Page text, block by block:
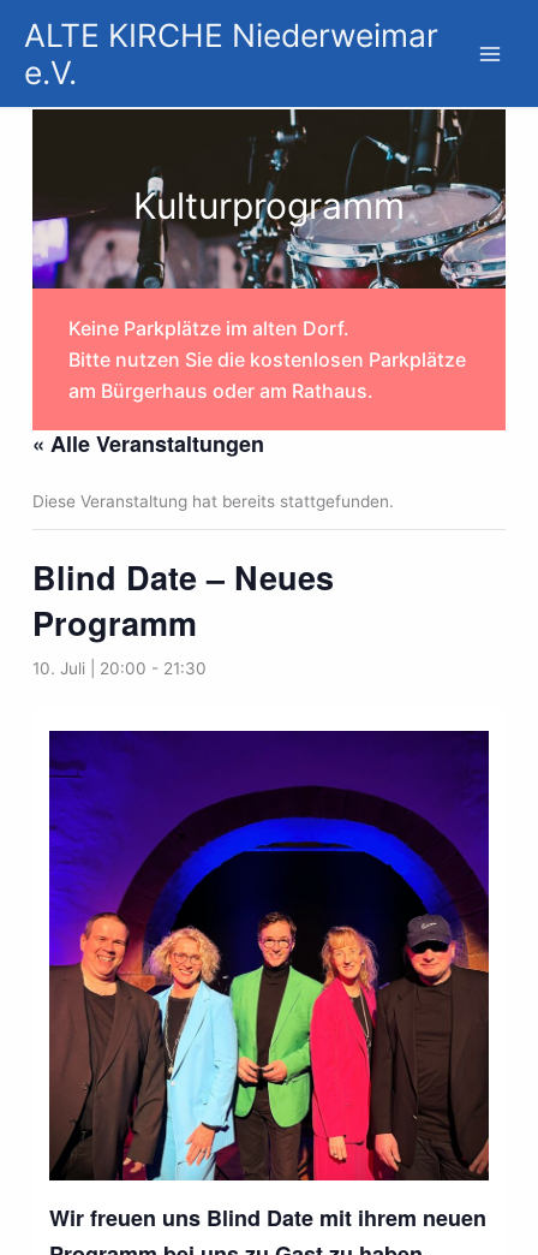
Inhalt
springen
ALTE KIRCHE Niederweimar
e.V.
Kulturprogramm
Keine Parkplätze im alten Dorf.
Bitte nutzen Sie die kostenlosen Parkplätze
am Bürgerhaus oder am Rathaus.
« Alle Veranstaltungen
Diese Veranstaltung hat bereits stattgefunden.
Blind Date – Neues
Programm
10. Juli | 20:00 - 21:30
Wir freuen uns Blind Date mit ihrem neuen